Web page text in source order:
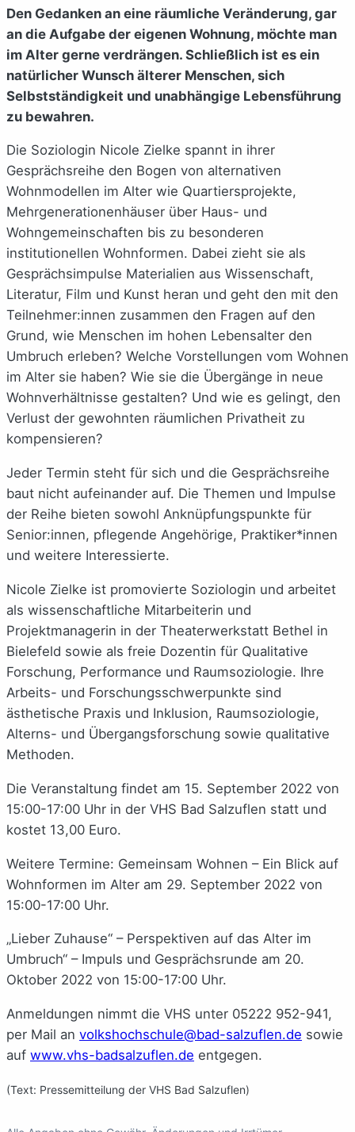
Den Gedanken an eine räumliche Veränderung, gar
an die Aufgabe der eigenen Wohnung, möchte man
im Alter gerne verdrängen. Schließlich ist es ein
natürlicher Wunsch älterer Menschen, sich
Selbstständigkeit und unabhängige Lebensführung
zu bewahren.
Die Soziologin Nicole Zielke spannt in ihrer
Gesprächsreihe den Bogen von alternativen
Wohnmodellen im Alter wie Quartiersprojekte,
Mehrgenerationenhäuser über Haus- und
Wohngemeinschaften bis zu besonderen
institutionellen Wohnformen. Dabei zieht sie als
Gesprächsimpulse Materialien aus Wissenschaft,
Literatur, Film und Kunst heran und geht den mit den
Teilnehmer:innen zusammen den Fragen auf den
Grund, wie Menschen im hohen Lebensalter den
Umbruch erleben? Welche Vorstellungen vom Wohnen
im Alter sie haben? Wie sie die Übergänge in neue
Wohnverhältnisse gestalten? Und wie es gelingt, den
Verlust der gewohnten räumlichen Privatheit zu
kompensieren?
Jeder Termin steht für sich und die Gesprächsreihe
baut nicht aufeinander auf. Die Themen und Impulse
der Reihe bieten sowohl Anknüpfungspunkte für
Senior:innen, pflegende Angehörige, Praktiker*innen
und weitere Interessierte.
Nicole Zielke ist promovierte Soziologin und arbeitet
als wissenschaftliche Mitarbeiterin und
Projektmanagerin in der Theaterwerkstatt Bethel in
Bielefeld sowie als freie Dozentin für Qualitative
Forschung, Performance und Raumsoziologie. Ihre
Arbeits- und Forschungsschwerpunkte sind
ästhetische Praxis und Inklusion, Raumsoziologie,
Alterns- und Übergangsforschung sowie qualitative
Methoden.
Die Veranstaltung findet am 15. September 2022 von
15:00-17:00 Uhr in der VHS Bad Salzuflen statt und
kostet 13,00 Euro.
Weitere Termine: Gemeinsam Wohnen – Ein Blick auf
Wohnformen im Alter am 29. September 2022 von
15:00-17:00 Uhr.
„Lieber Zuhause“ – Perspektiven auf das Alter im
Umbruch“ – Impuls und Gesprächsrunde am 20.
Oktober 2022 von 15:00-17:00 Uhr.
Anmeldungen nimmt die VHS unter 05222 952-941,
per Mail an volkshochschule@bad-salzuflen.de sowie
auf www.vhs-badsalzuflen.de entgegen.
(Text: Pressemitteilung der VHS Bad Salzuflen)